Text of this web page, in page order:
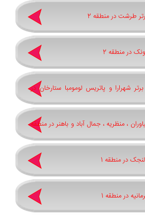
طرشت در منطقه 2
در منطقه 2
شهرارا و پاتريس لومومبا ستارخان در
، منظریه ، جمال آباد و باهنر در منطقه
در منطقه 1
در منطقه 1